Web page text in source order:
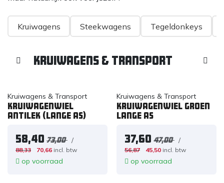
Kruiwagens Steekwagens Tegeldonkeys
Kruiwagens & Transport
Kruiwagens & Transport
Kruiwagenwiel
antilek (lange as)
58,40 73,00 /
88,33 70,66 incl. btw
op voorraad
Kruiwagens & Transport
Kruiwagenwiel groen
lange as
37,60 47,00 /
56,87 45,50 incl. btw
op voorraad